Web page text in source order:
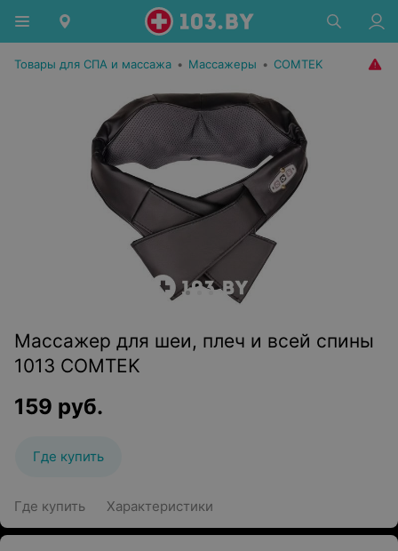
Товары для СПА и массажа • Массажеры • COMTEK
Массажер для шеи, плеч и всей спины
1013 COMTEK
159 руб.
Где купить
Где купить Характеристики